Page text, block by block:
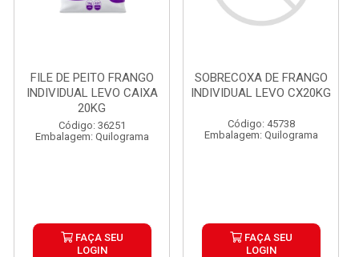
FILE DE PEITO FRANGO
INDIVIDUAL LEVO CAIXA
20KG
Código: 36251
Embalagem: Quilograma
FAÇA SEU
LOGIN
SOBRECOXA DE FRANGO
INDIVIDUAL LEVO CX20KG
Código: 45738
Embalagem: Quilograma
FAÇA SEU
LOGIN